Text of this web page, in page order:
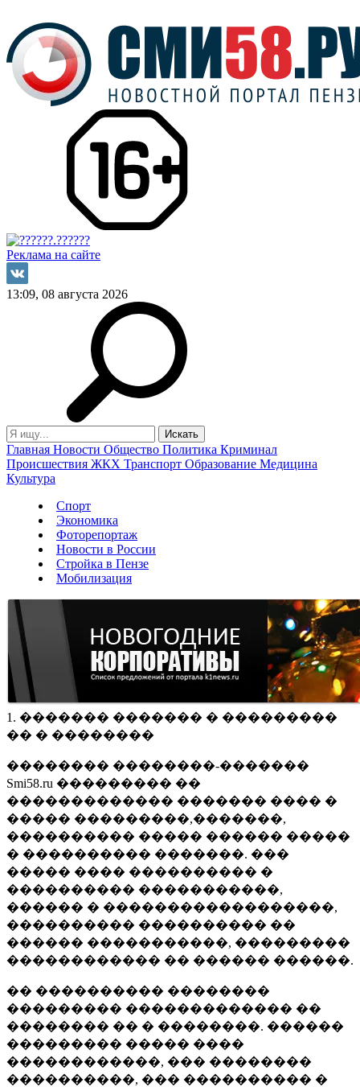
Реклама на сайте
13:09, 08 августа 2026
Главная Новости Общество Политика Криминал
Происшествия ЖКХ Транспорт Образование Медицина
Культура
Спорт
Экономика
Фоторепортаж
Новости в России
Стройка в Пензе
Мобилизация
1. ������� ������� � ���������
�� � ��������
�������� ��������-�������
Smi58.ru ��������� ��
������������� ������� ���� �
����� ���������,�������,
���������� ����� ������ �����
� ���������� �������. ���
����� ���� ���������� �
���������� �����������,
������ � ������������������,
���������� ���������� ��
������ �����������, ���������
������������ �� ������ ������.
�� ���������� ��������
��������� ������������� ��
�������� �� � ��������. ������
��������� ����� ����
������������, ��� ��������
����������, ��� ���������� �